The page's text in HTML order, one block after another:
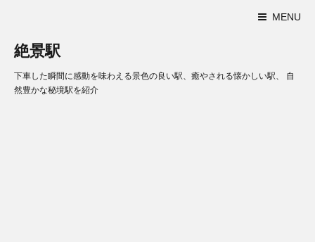
MENU
絶景駅
下車した瞬間に感動を味わえる景色の良い駅、癒やされる懐かしい駅、 自
然豊かな秘境駅を紹介